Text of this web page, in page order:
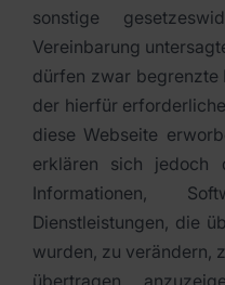
sonstige
Vereinbarung
dürfen zwar begrenzte
der hierfür
diese Webseite
erklären sich jedoch
Informationen,
Dienstleistungen, die
wurden, zu verändern,
übertragen,